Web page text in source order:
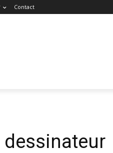
Contact
dessinateur